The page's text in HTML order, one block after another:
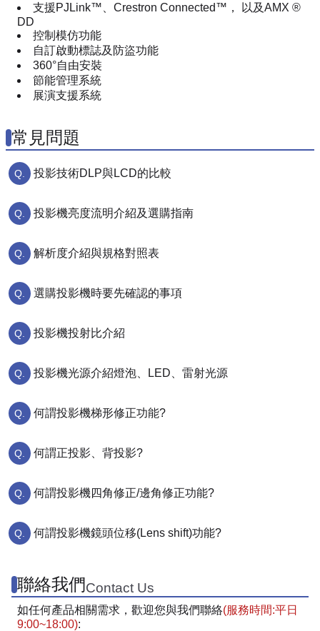
支援PJLink™、Crestron Connected™， 以及AMX ®
DD
控制模仿功能
自訂啟動標誌及防盜功能
360°自由安裝
節能管理系統
展演支援系統
常見問題
投影技術DLP與LCD的比較
投影機亮度流明介紹及選購指南
解析度介紹與規格對照表
選購投影機時要先確認的事項
投影機投射比介紹
投影機光源介紹燈泡、LED、雷射光源
何謂投影機梯形修正功能?
何謂正投影、背投影?
何謂投影機四角修正/邊角修正功能?
何謂投影機鏡頭位移(Lens shift)功能?
聯絡我們Contact Us
如任何產品相關需求，歡迎您與我們聯絡(服務時間:平日
9:00~18:00):